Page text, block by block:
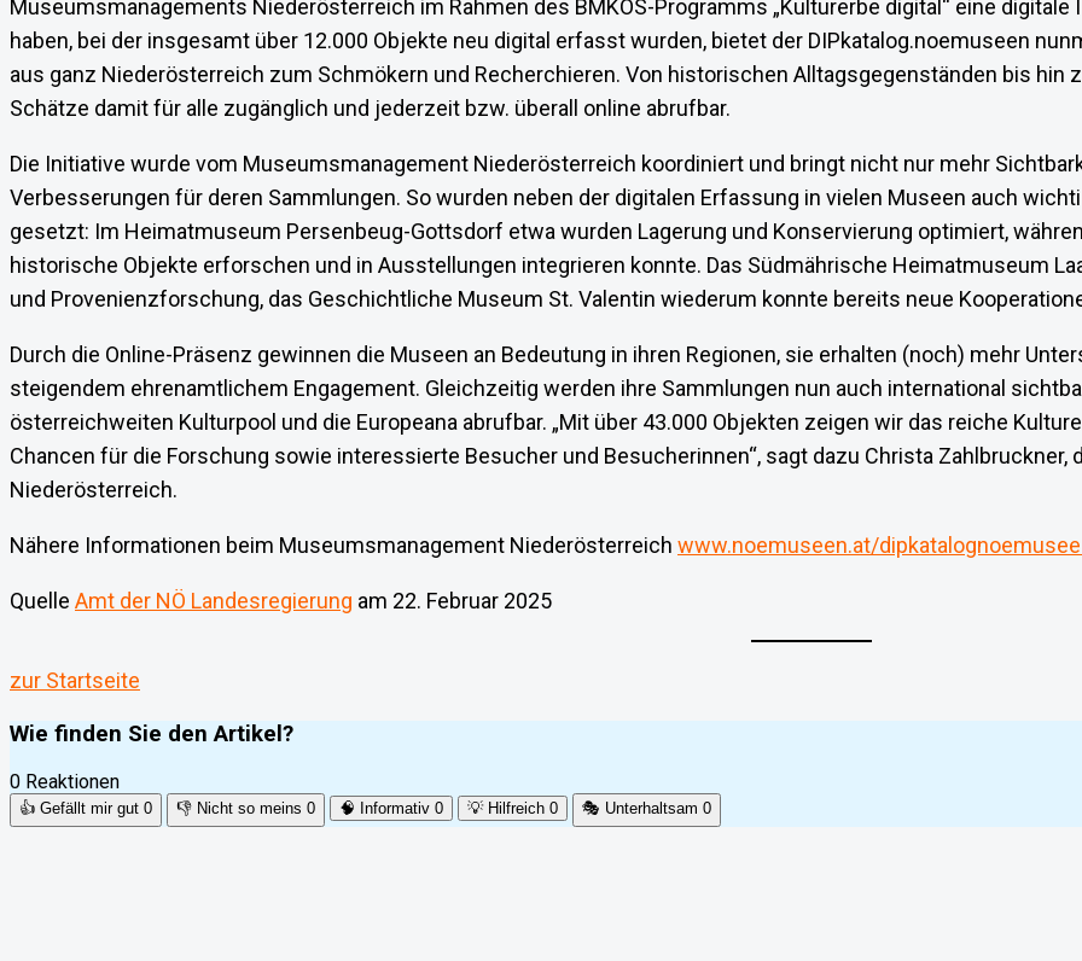
Museumsmanagements Niederösterreich im Rahmen des BMKÖS-Programms „Kulturerbe digital“ eine
haben, bei der insgesamt über 12.000 Objekte neu digital erfasst wurden, bietet der DIPkatalog.noemuseen
aus ganz Niederösterreich zum Schmökern und Recherchieren. Von historischen Alltagsgegenständen bis
Schätze damit für alle zugänglich und jederzeit bzw. überall online abrufbar.
Die Initiative wurde vom Museumsmanagement Niederösterreich koordiniert und bringt nicht nur mehr
Verbesserungen für deren Sammlungen. So wurden neben der digitalen Erfassung in vielen Museen auch
gesetzt: Im Heimatmuseum Persenbeug-Gottsdorf etwa wurden Lagerung und Konservierung optimiert,
historische Objekte erforschen und in Ausstellungen integrieren konnte. Das Südmährische Heimatmuseum
und Provenienzforschung, das Geschichtliche Museum St. Valentin wiederum konnte bereits neue
Durch die Online-Präsenz gewinnen die Museen an Bedeutung in ihren Regionen, sie erhalten (noch) mehr
steigendem ehrenamtlichem Engagement. Gleichzeitig werden ihre Sammlungen nun auch international
österreichweiten Kulturpool und die Europeana abrufbar. „Mit über 43.000 Objekten zeigen wir das reiche
Chancen für die Forschung sowie interessierte Besucher und Besucherinnen“, sagt dazu Christa
Niederösterreich.
Nähere Informationen beim Museumsmanagement Niederösterreich www.noemuseen.at/
Quelle Amt der NÖ Landesregierung am 22. Februar 2025
zur Startseite
Wie finden Sie den Artikel?
0 Reaktionen
👍 Gefällt mir gut 0 👎 Nicht so meins 0 🧠 Informativ 0 💡 Hilfreich 0 🎭 Unterhaltsam 0